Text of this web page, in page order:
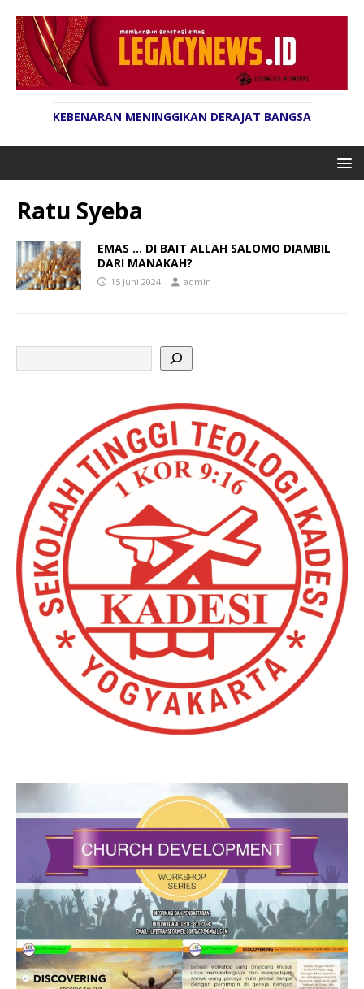
KEBENARAN MENINGGIKAN DERAJAT BANGSA
Ratu Syeba
EMAS … DI BAIT ALLAH SALOMO DIAMBIL
DARI MANAKAH?
15 Juni 2024 admin